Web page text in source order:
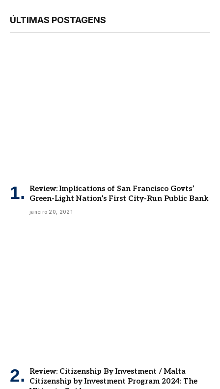
ÚLTIMAS POSTAGENS
Review: Implications of San Francisco Govts’
Green-Light Nation’s First City-Run Public Bank
janeiro 20, 2021
Review: Citizenship By Investment / Malta
Citizenship by Investment Program 2024: The